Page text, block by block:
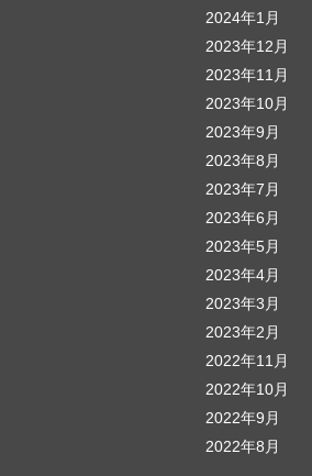
2024年1月
2023年12月
2023年11月
2023年10月
2023年9月
2023年8月
2023年7月
2023年6月
2023年5月
2023年4月
2023年3月
2023年2月
2022年11月
2022年10月
2022年9月
2022年8月